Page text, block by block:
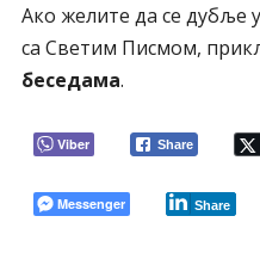
Ако желите да се дубље
са Светим Писмом,
беседама.
Viber Share
Messenger Share